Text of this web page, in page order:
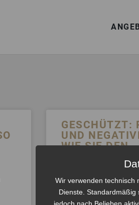
GESCHÜTZT:
UND
WIE SIE DEN
NUTZEN
Wir verwenden technisch
Dienste. Standardmäßig
jedoch nach Belieben